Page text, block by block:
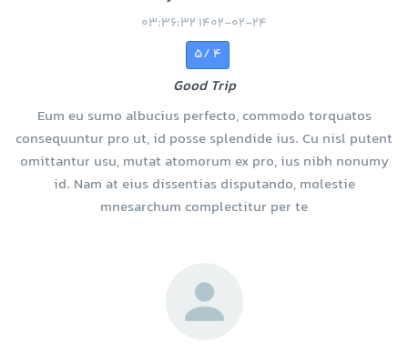
1402-02-24 03:36:32
4 /5
Good Trip
Eum eu sumo albucius perfecto, commodo torquatos
consequuntur pro ut, id posse splendide ius. Cu nisl putent
omittantur usu, mutat atomorum ex pro, ius nibh nonumy
id. Nam at eius dissentias disputando, molestie
mnesarchum complectitur per te